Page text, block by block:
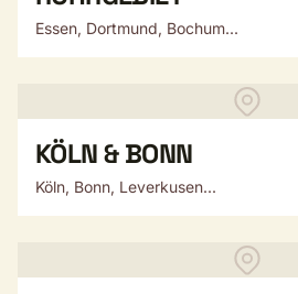
Essen, Dortmund, Bochum...
KÖLN & BONN
Köln, Bonn, Leverkusen...